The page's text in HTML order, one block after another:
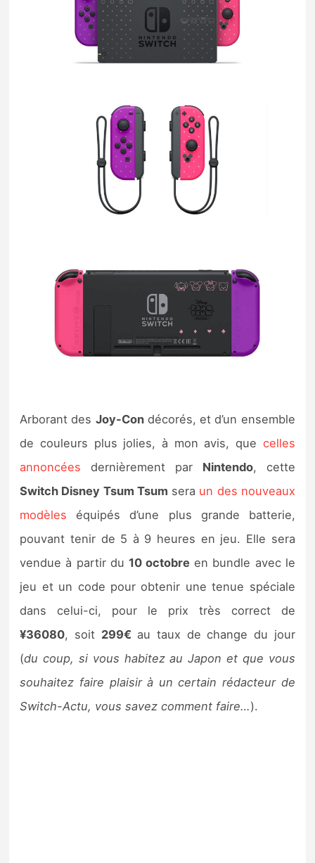
Arborant des Joy-Condécorés, et d’un ensemble
de couleurs plus jolies, à mon avis, que celles
annoncées dernièrement par Nintendo, cette
Switch Disney Tsum Tsum sera un des nouveaux
modèles équipés d’une plus grande batterie,
pouvant tenir de 5 à 9 heures en jeu. Elle sera
vendue à partir du 10 octobre en bundle avec le
jeu et un code pour obtenir une tenue spéciale
dans celui-ci, pour le prix très correct de
¥36080, soit 299€au taux de change du jour
(du coup, si vous habitez au Japon et que vous
souhaitez faire plaisir à un certain rédacteur de
Switch-Actu, vous savez comment faire…).